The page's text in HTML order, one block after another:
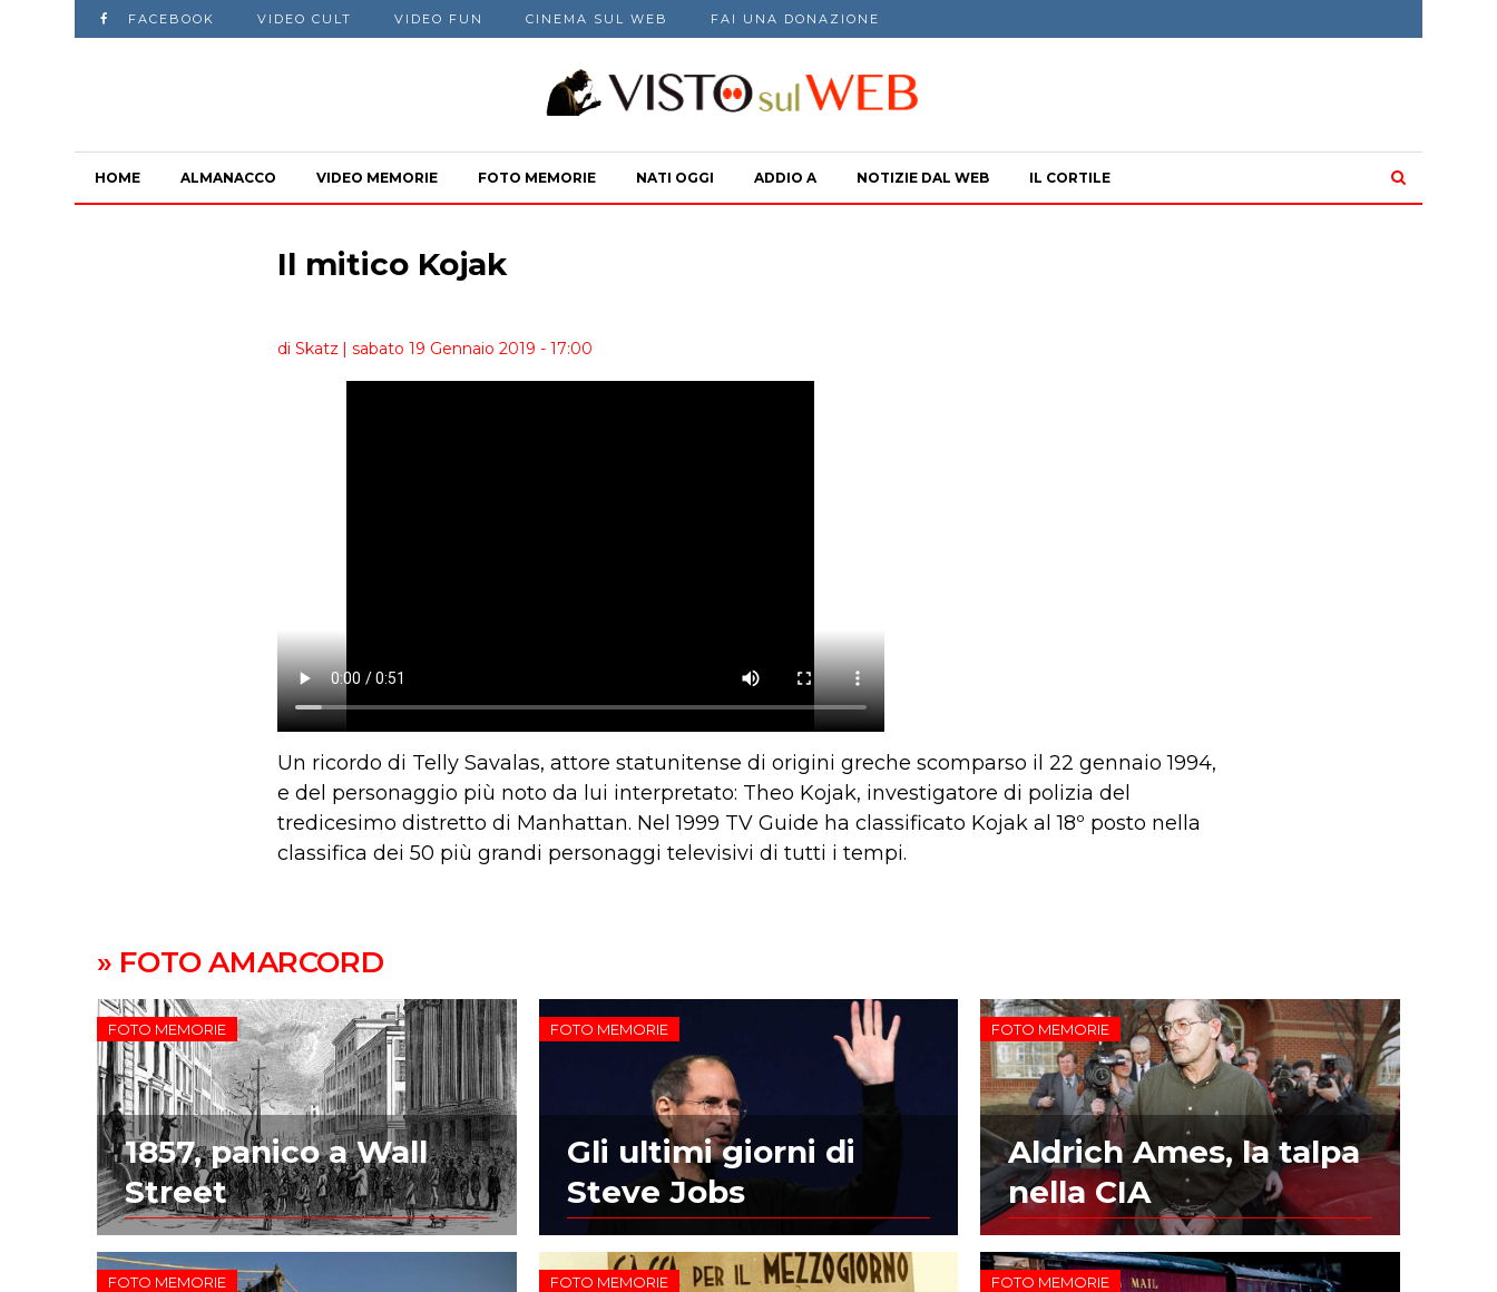
FACEBOOK VIDEO CULT VIDEO FUN CINEMA SUL WEB FAI UNA DONAZIONE
HOME ALMANACCO VIDEO MEMORIE FOTO MEMORIE NATI OGGI ADDIO A NOTIZIE DAL WEB IL CORTILE
Il mitico Kojak
di Skatz | sabato 19 Gennaio 2019 - 17:00
Un ricordo di Telly Savalas, attore statunitense di origini greche scomparso il 22 gennaio 1994,
e del personaggio più noto da lui interpretato: Theo Kojak, investigatore di polizia del
tredicesimo distretto di Manhattan. Nel 1999 TV Guide ha classificato Kojak al 18º posto nella
classifica dei 50 più grandi personaggi televisivi di tutti i tempi.
» FOTO AMARCORD
FOTO MEMORIE
1857, panico a Wall
Street
FOTO MEMORIE
Gli ultimi giorni di
Steve Jobs
FOTO MEMORIE
Aldrich Ames, la talpa
nella CIA
FOTO MEMORIE FOTO MEMORIE FOTO MEMORIE